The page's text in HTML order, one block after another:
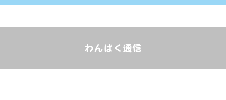
わんぱく通信